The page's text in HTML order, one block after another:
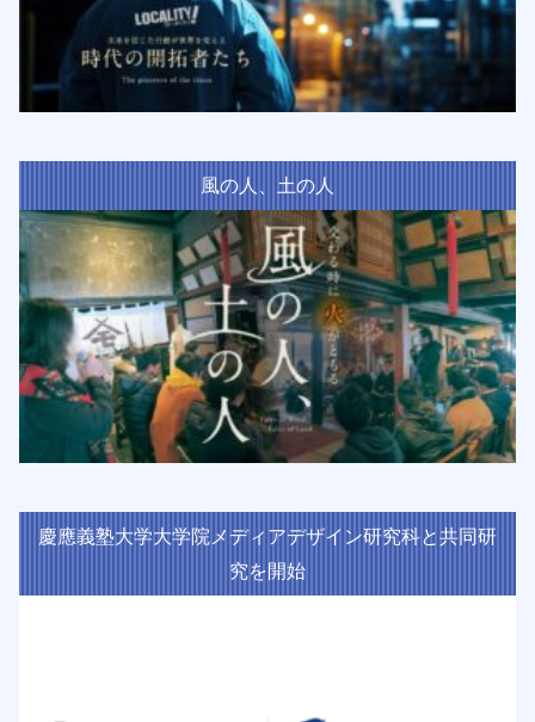
風の人、土の人
慶應義塾大学大学院メディアデザイン研究科と共同研
究を開始